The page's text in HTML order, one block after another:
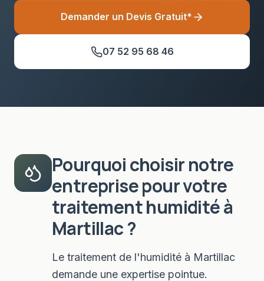
Demander un Devis Gratuit*
07 52 95 68 46
Pourquoi choisir notre
entreprise pour votre
traitement humiditéà
Martillac?
Le traitement de l'humidité à Martillac
demande une expertise pointue.